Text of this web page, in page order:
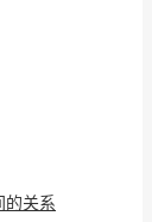
的关系